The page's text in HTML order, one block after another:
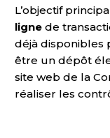
L’objectif
ligne de
déjà disponibles
être un dépôt
site web de la
réaliser les